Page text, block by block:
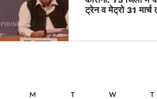
ट्रेन व मेट्रो 31
M T W T